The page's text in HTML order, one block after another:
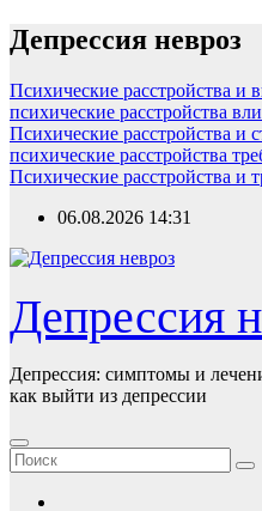
Перейти
кДепрессия невроз
Психические расстройства и
психические расстройства
Психические расстройства и
психические расстройства
Психические расстройства и
06.08.2026 14:31
Депрессия
Депрессия: симптомы и
как выйти из депрессии